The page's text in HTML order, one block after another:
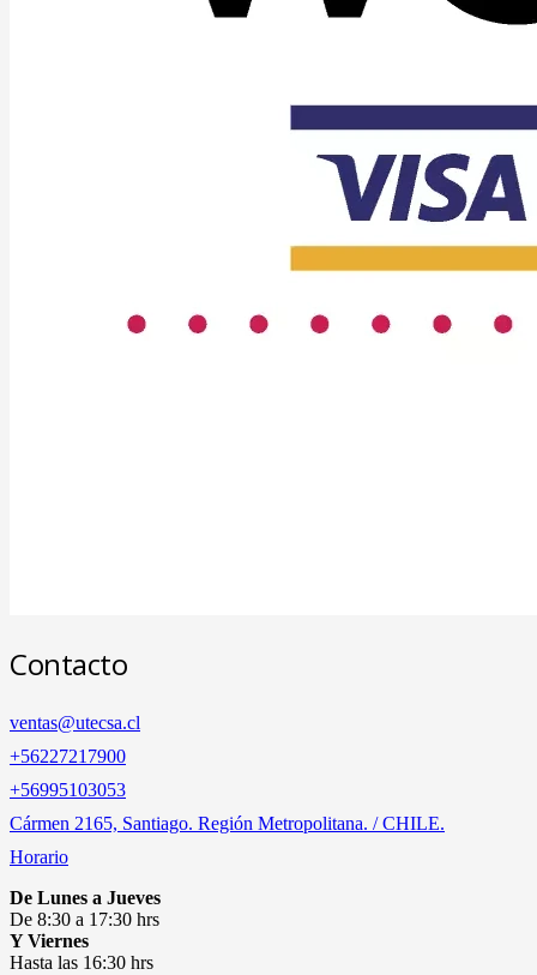
Contacto
ventas@utecsa.cl
+56227217900
‎+56995103053
Cármen 2165, Santiago. Región Metropolitana. / CHILE.
Horario
De Lunes a Jueves
De 8:30 a 17:30 hrs
Y Viernes
Hasta las 16:30 hrs